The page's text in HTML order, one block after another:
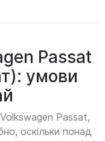
Passat
умови
Passat,
оскільки понад